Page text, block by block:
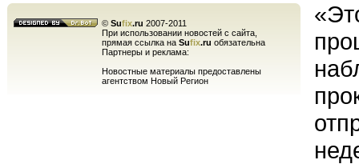
© Sufix.ru 2007-2011
При использовании новостей с сайта,
прямая ссылка на Sufix.ru обязательна
Партнеры и реклама:
Новостные материалы предоставлены
агентством Новый Регион